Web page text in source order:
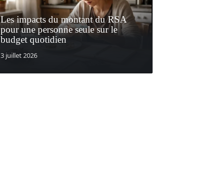
Les impacts du montant du RSA
pour une personne seule sur le
budget quotidien
3 juillet 2026